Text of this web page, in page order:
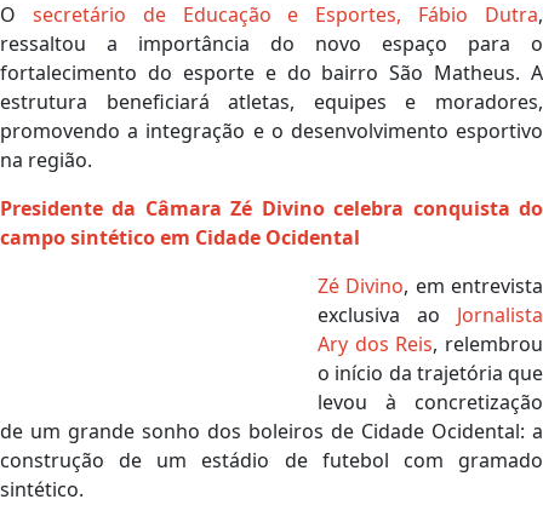
O secretário de Educação e Esportes, Fábio Dutra,
ressaltou a importância do novo espaço para o
fortalecimento do esporte e do bairro São Matheus. A
estrutura beneficiará atletas, equipes e moradores,
promovendo a integração e o desenvolvimento esportivo
na região.
Presidente da Câmara Zé Divino celebra conquista do
campo sintético em Cidade Ocidental
Zé Divino, em entrevista
exclusiva ao Jornalista
Ary dos Reis, relembrou
o início da trajetória que
levou à concretização
de um grande sonho dos boleiros de Cidade Ocidental: a
construção de um estádio de futebol com gramado
sintético.